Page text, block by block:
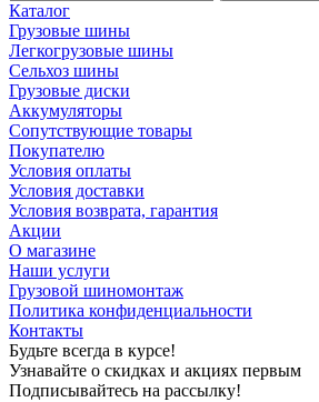
Каталог
Грузовые шины
Легкогрузовые шины
Сельхоз шины
Грузовые диски
Аккумуляторы
Сопутствующие товары
Покупателю
Условия оплаты
Условия доставки
Условия возврата, гарантия
Акции
О магазине
Наши услуги
Грузовой шиномонтаж
Политика конфиденциальности
Контакты
Будьте всегда в курсе!
Узнавайте о скидках и акциях первым
Подписывайтесь на рассылку!